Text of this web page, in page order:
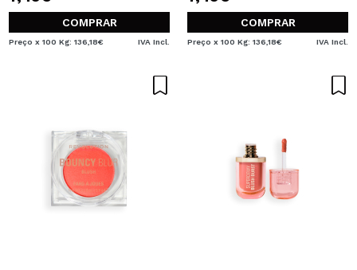
COMPRAR
Preço x 100 Kg: 136,18€ IVA Incl.
COMPRAR
Preço x 100 Kg: 136,18€ IVA Incl.